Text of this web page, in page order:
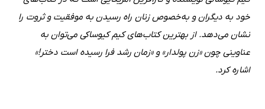
خود به دیگران و به‌خصوص زنان راه رسیدن به موفقیت و ثروت را
نشان می‌دهد. از بهترین کتاب‌های کیم کیوساکی می‌توان به
عناوینی چون «زن پولدار» و «زمان رشد فرا رسیده است دختر!»
اشاره کرد.